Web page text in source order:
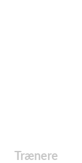
Trænere